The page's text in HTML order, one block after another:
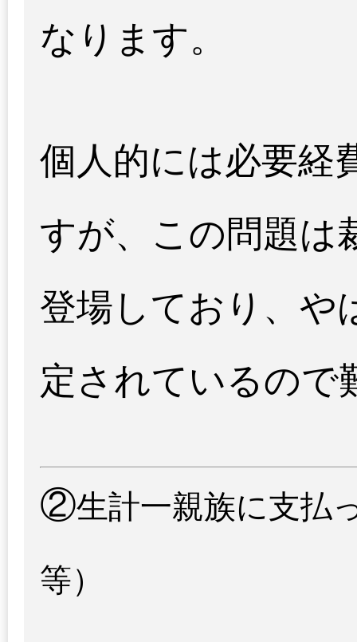
なります。
個人的には必要経
すが、この問題は
登場しており、や
定されているので
②生計一親族に支払
等）